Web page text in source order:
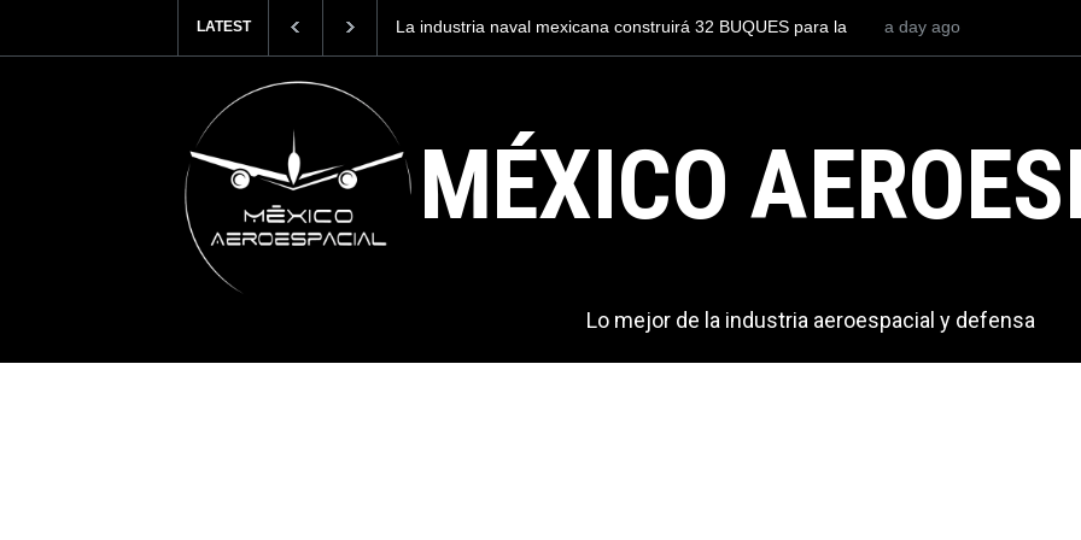
LATEST
Entrenar a un piloto para volar los nuevos C-130J mexicanos
México se posiciona
del mundo, al superar
exportaciones en el
3 days ago
MÉXICO
Lo mejor de la industria aeroespacial y defensa